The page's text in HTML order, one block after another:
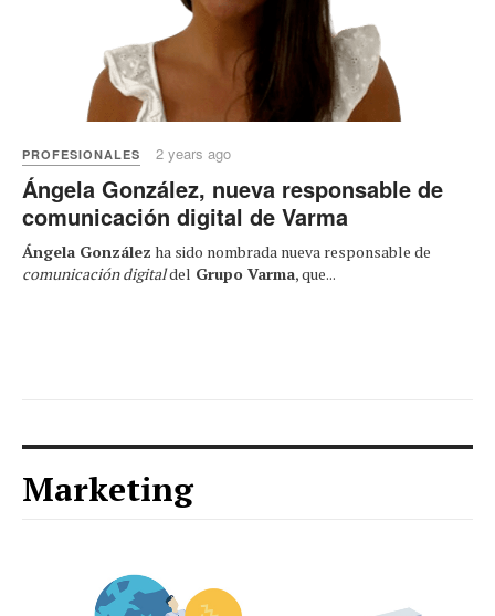
PROFESIONALES 2 years ago
Ángela González, nueva responsable de
comunicación digital de Varma
Ángela González ha sido nombrada nueva responsable de
comunicación digitaldel Grupo Varma, que...
Marketing